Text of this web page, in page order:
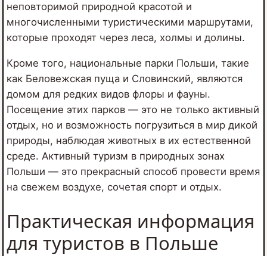
неповторимой природной красотой и
многочисленными туристическими маршрутами,
которые проходят через леса, холмы и долины.
Кроме того, национальные парки Польши, такие
как Беловежская пуща и Словинский, являются
домом для редких видов флоры и фауны.
Посещение этих парков — это не только активный
отдых, но и возможность погрузиться в мир дикой
природы, наблюдая животных в их естественной
среде. Активный туризм в природных зонах
Польши — это прекрасный способ провести время
на свежем воздухе, сочетая спорт и отдых.
Практическая информация
для туристов в Польше